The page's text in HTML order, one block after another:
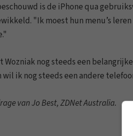
is de iPhone qua
"Ik moest hun menu’s
Wozniak nog steeds een
ik nog steeds een andere
van Jo Best, ZDNet Australia.